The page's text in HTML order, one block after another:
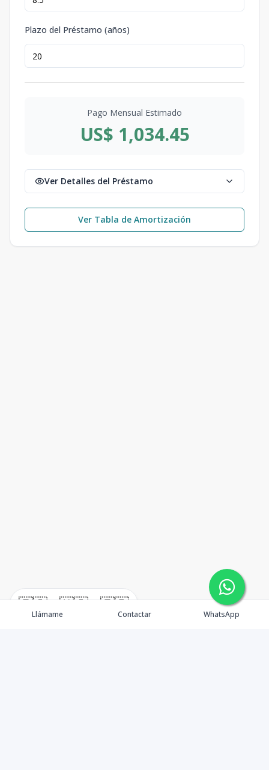
🇪🇸 🇺🇸 🇫🇷
Plazo del Préstamo (años)
Pago Mensual Estimado
US$ 1,034.45
Ver Detalles del Préstamo
Ver Tabla de Amortización
Llámame Contactar WhatsApp